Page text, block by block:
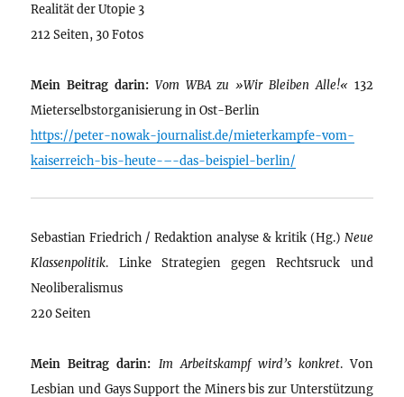
Realität der Utopie 3
212 Seiten, 30 Fotos
Mein Beitrag darin: Vom WBA zu »Wir Bleiben Alle!« 132
Mieterselbstorganisierung in Ost-Berlin
https://peter-nowak-journalist.de/mieterkampfe-vom-
kaiserreich-bis-heute-–-das-beispiel-berlin/
Sebastian Friedrich / Redaktion analyse & kritik (Hg.) Neue
Klassenpolitik. Linke Strategien gegen Rechtsruck und
Neoliberalismus
220 Seiten
Mein Beitrag darin: Im Arbeitskampf wird’s konkret. Von
Lesbian und Gays Support the Miners bis zur Unterstützung